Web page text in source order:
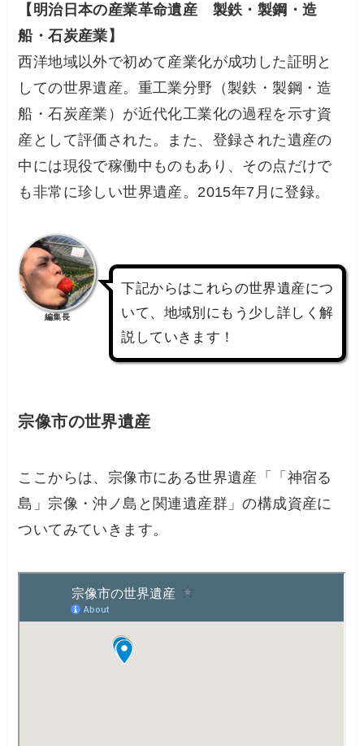
【明治日本の産業革命遺産 製鉄・製鋼・造
船・石炭産業】
西洋地域以外で初めて産業化が成功した証明と
しての世界遺産。重工業分野（製鉄・製鋼・造
船・石炭産業）が近代化工業化の過程を示す資
産として評価された。また、登録された遺産の
中には現役で稼働中ものもあり、その点だけで
も非常に珍しい世界遺産。2015年7月に登録。
編集長
下記からはこれらの世界遺産につ
いて、地域別にもう少し詳しく解
説していきます！
宗像市の世界遺産
ここからは、宗像市にある世界遺産「「神宿る
島」宗像・沖ノ島と関連遺産群」の構成資産に
ついてみていきます。